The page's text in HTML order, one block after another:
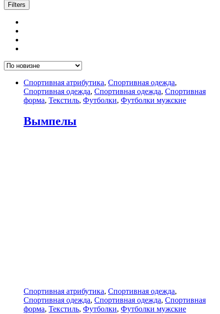
Filters
Спортивная атрибутика, Спортивная одежда,
Спортивная одежда, Спортивная одежда, Спортивная
форма, Текстиль, Футболки, Футболки мужские
Вымпелы
Спортивная атрибутика, Спортивная одежда,
Спортивная одежда, Спортивная одежда, Спортивная
форма, Текстиль, Футболки, Футболки мужские